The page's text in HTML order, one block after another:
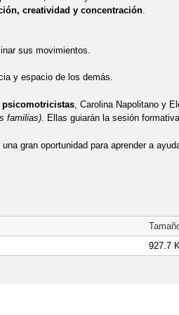
ESCUELA DE FAMILIAS
PARA EL PRÓXIMO CURSO
CURRICULARES CEIP EL QUIÑÓN
DE ADMISIÓN DEL CURSO 2022/
creatividad y concentración.
sus movimientos.
y espacio de los demás.
, Carolina Napolitano y
familias). Ellas guiarán la sesión
gran oportunidad para aprender a
927.7